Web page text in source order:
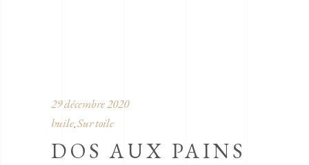
29 décembre 2020
huile, Sur toile
DOS AUX PAINS